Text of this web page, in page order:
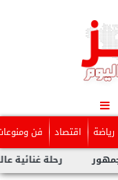
رياضة اقتصاد فن
رحلة غنائية عاليمة